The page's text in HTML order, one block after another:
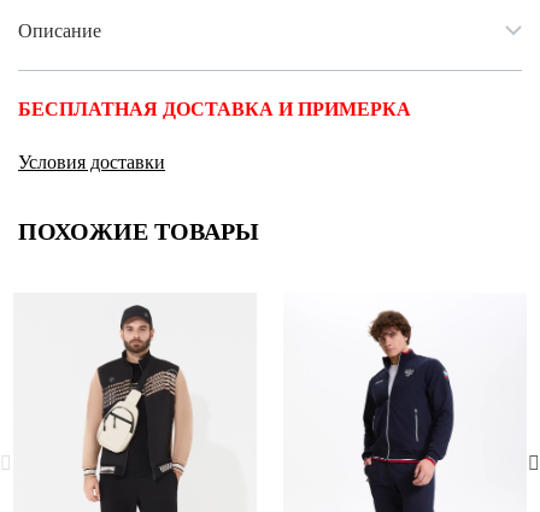
Описание
БЕСПЛАТНАЯ ДОСТАВКА И ПРИМЕРКА
Условия доставки
ПОХОЖИЕ ТОВАРЫ